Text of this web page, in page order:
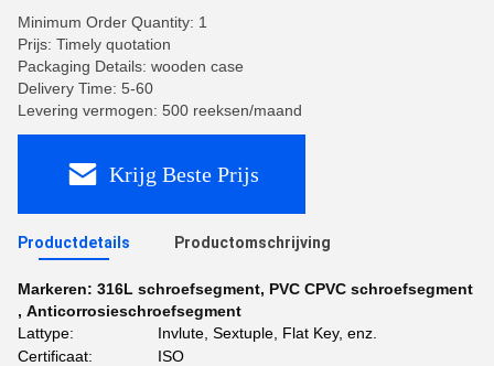
Minimum Order Quantity: 1
Prijs: Timely quotation
Packaging Details: wooden case
Delivery Time: 5-60
Levering vermogen: 500 reeksen/maand
Krijg Beste Prijs
Productdetails Productomschrijving
Markeren: 316L schroefsegment, PVC CPVC schroefsegment
, Anticorrosieschroefsegment
Lattype:
Invlute, Sextuple, Flat Key, enz.
Certificaat:
ISO